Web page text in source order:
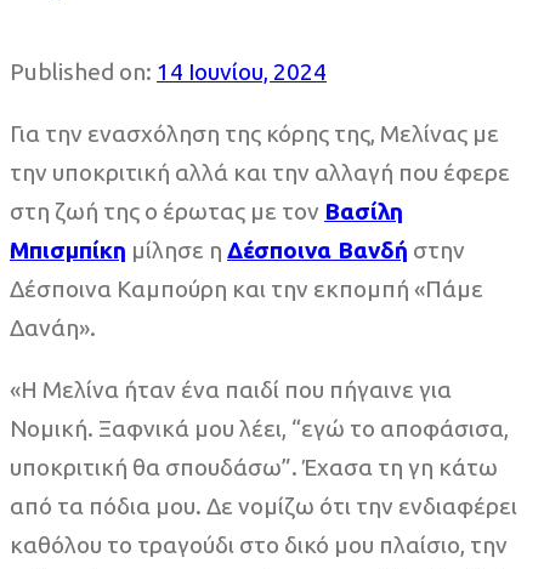
Published on: 14 Ιουνίου, 2024
Για την ενασχόληση της κόρης της, Μελίνας με
την υποκριτική αλλά και την αλλαγή που έφερε
στη ζωή της ο έρωτας με τον Βασίλη
Μπισμπίκη μίλησε η Δέσποινα Βανδή στην
Δέσποινα Καμπούρη και την εκπομπή «Πάμε
Δανάη».
«Η Μελίνα ήταν ένα παιδί που πήγαινε για
Νομική. Ξαφνικά μου λέει, “εγώ το αποφάσισα,
υποκριτική θα σπουδάσω”. Έχασα τη γη κάτω
από τα πόδια μου. Δε νομίζω ότι την ενδιαφέρει
καθόλου το τραγούδι στο δικό μου πλαίσιο, την